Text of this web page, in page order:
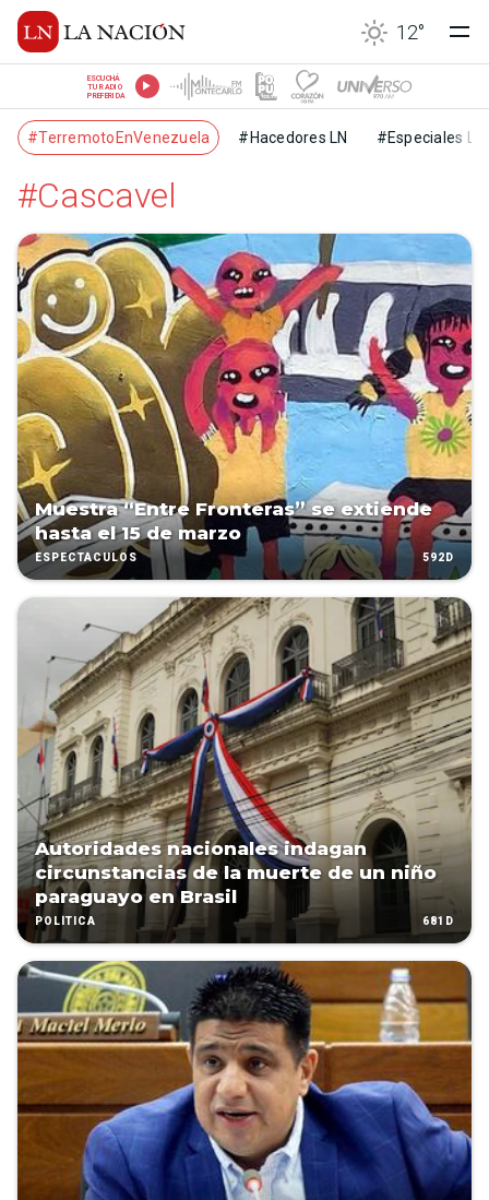
12°
ESCUCHÁ
TU RADIO
PREFERIDA
#TerremotoEnVenezuela #Hacedores LN #Especiales LN
#Cascavel
Muestra “Entre Fronteras” se extiende
hasta el 15 de marzo
ESPECTÁCULOS 592D
Autoridades nacionales indagan
circunstancias de la muerte de un niño
paraguayo en Brasil
POLÍTICA 681D